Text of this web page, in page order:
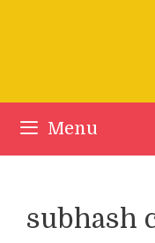
Menu
subhash